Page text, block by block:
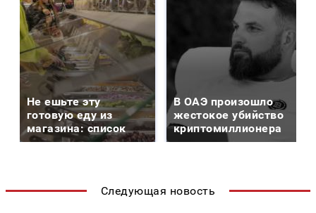
Не ешьте эту
готовую еду из
магазина: список
В ОАЭ произошло
жестокое убийство
криптомиллионера
Следующая новость